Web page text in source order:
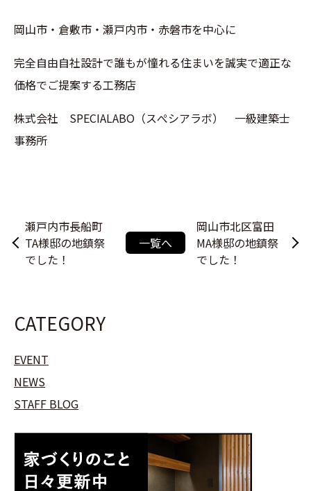
岡山市・倉敷市・瀬戸内市・赤磐市を中心に
完全自由自社設計で誰もが憧れる住まいを誠実で適正な
価格でご提案する工務店
株式会社 SPECIALABO（スぺシアラボ） 一級建築士
事務所
瀬戸内市長船町
TA様邸の地鎮祭
でした！
一覧へ
岡山市北区富田
MA様邸の地鎮祭
でした！
CATEGORY
EVENT
NEWS
STAFF BLOG